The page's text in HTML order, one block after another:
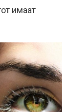
имаат